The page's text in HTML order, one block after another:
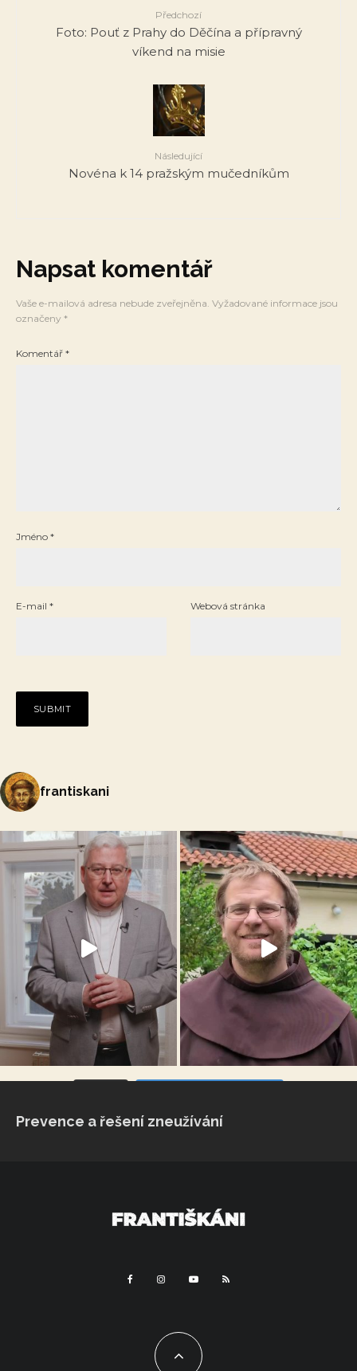
Předchozí
Foto: Pouť z Prahy do Děčína a přípravný
víkend na misie
Následující
Novéna k 14 pražským mučedníkům
Napsat komentář
Vaše e-mailová adresa nebude zveřejněna. Vyžadované informace jsou
označeny *
Komentář *
Jméno *
E-mail * Webová stránka
frantiskani
Prevence a řešení zneužívání